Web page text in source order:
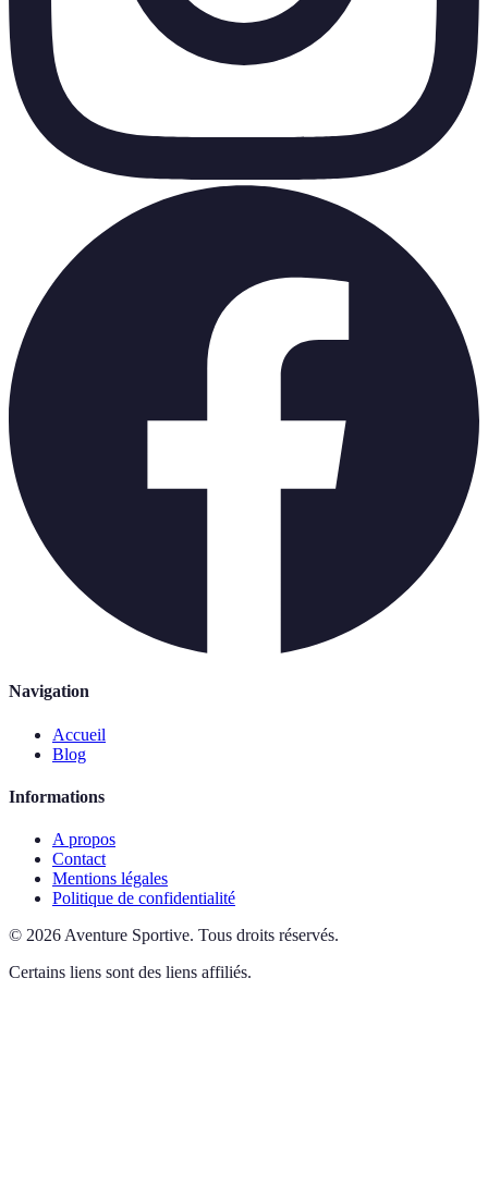
Navigation
Accueil
Blog
Informations
A propos
Contact
Mentions légales
Politique de confidentialité
© 2026 Aventure Sportive. Tous droits réservés.
Certains liens sont des liens affiliés.